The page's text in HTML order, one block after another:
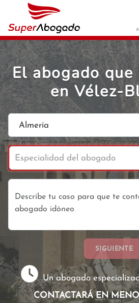
El abogado
en Vélez-
Almería
Especialidad del abogado
SIGUIENTE
Un abogado
CONTACTARÁ EN